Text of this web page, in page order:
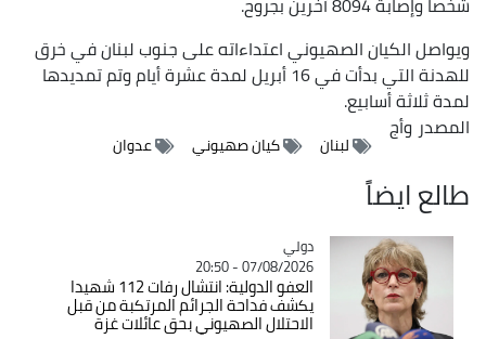
ويواصل الكيان الصهيوني اعتداءاته على جنوب لبنان في خرق
للهدنة التي بدأت في 16 أبريل لمدة عشرة أيام وتم تمديدها
لمدة ثلاثة أسابيع.
المصدروأج
لبنان كيان صهيوني عدوان
طالع ايضاً
Catégorie
دولي
07/08/2026 - 20:50
العفو الدولية: انتشال رفات 112 شهيدا
يكشف فداحة الجرائم المرتكبة من قبل
الاحتلال الصهيوني بحق عائلات غزة